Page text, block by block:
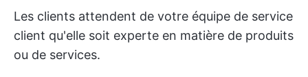
Les clients attendent de votre équipe de service
client qu'elle soit experte en matière de produits
ou de services.